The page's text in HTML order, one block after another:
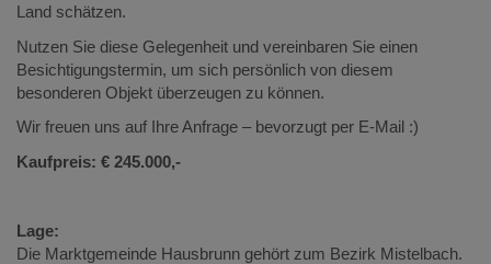
Land schätzen.
Nutzen Sie diese Gelegenheit und vereinbaren Sie einen
Besichtigungstermin, um sich persönlich von diesem
besonderen Objekt überzeugen zu können.
Wir freuen uns auf Ihre Anfrage – bevorzugt per E-Mail :)
Kaufpreis: € 245.000,-
Lage:
Die Marktgemeinde Hausbrunn gehört zum Bezirk Mistelbach.